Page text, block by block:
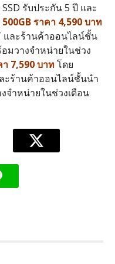
รับประกัน 5 ปี และ
500GB ราคา 4,590 บาท
และร้านค้าออนไลน์ชั้น
มวางจำหน่ายในช่วง
7,590 บาทโดย
ะร้านค้าออนไลน์ชั้นนำ
จำหน่ายในช่วงเดือน